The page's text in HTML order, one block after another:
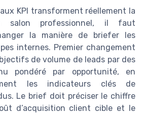
KPI transforment réellement la
salon professionnel, il faut
la manière de briefer les
internes. Premier changement
de volume de leads par des
pondéré par opportunité, en
les indicateurs clés de
Le brief doit préciser le chiffre
d’acquisition client cible et le